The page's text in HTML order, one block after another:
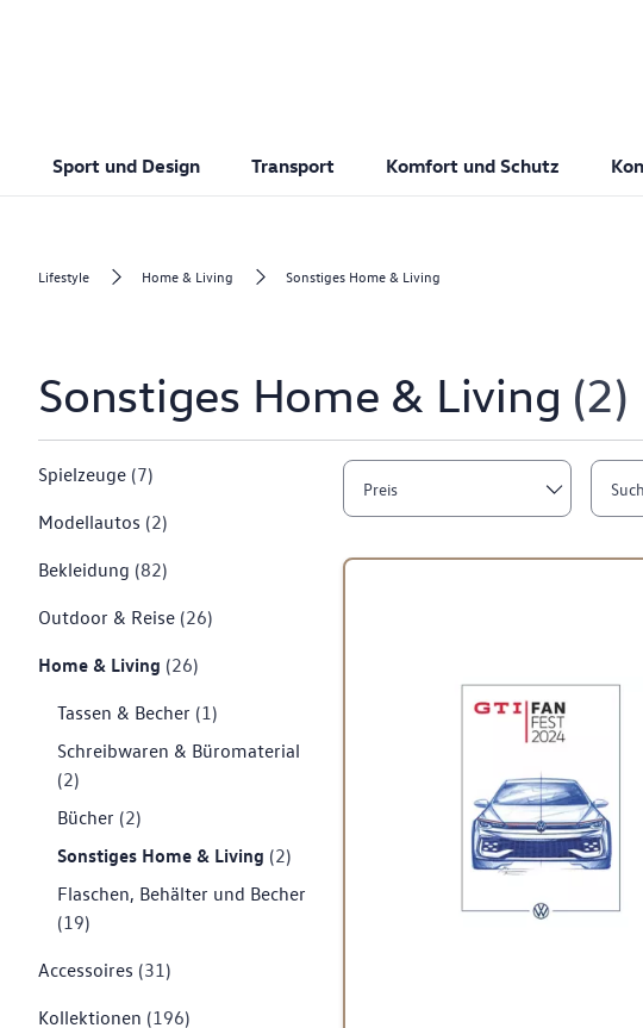
Sport und Design Transport Komfort und Schutz
Lifestyle Home & Living Sonstiges Home & Living
Sonstiges Home & Living 2
Spielzeuge (7)
Modellautos (2)
Bekleidung (82)
Outdoor & Reise (26)
Home & Living (26)
Tassen & Becher (1)
Schreibwaren & Büromaterial
(2)
Bücher (2)
Sonstiges Home & Living (2)
Flaschen, Behälter und Becher
(19)
Accessoires (31)
Kollektionen (196)
Preis